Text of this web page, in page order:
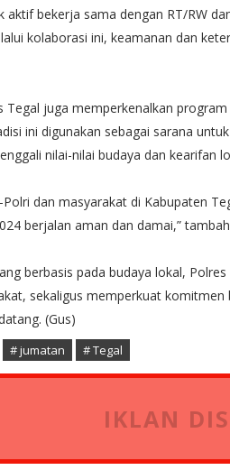
aktif bekerja sama dengan RT/RW
kolaborasi ini, keamanan dan
Tegal juga memperkenalkan
ini digunakan sebagai sarana
nilai-nilai budaya dan kearifan
Polri dan masyarakat di Kabupaten
berjalan aman dan damai,”
berbasis pada budaya lokal,
sekaligus memperkuat
(Gus)
# jumatan # Tegal
IKLAN